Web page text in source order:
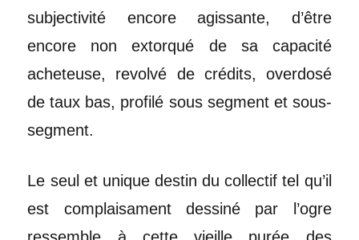
subjectivité encore agissante, d’être
encore non extorqué de sa capacité
acheteuse, revolvé de crédits, overdosé
de taux bas, profilé sous segment et sous-
segment.
Le seul et unique destin du collectif tel qu’il
est complaisament dessiné par l’ogre